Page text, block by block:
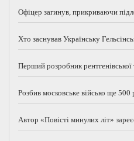
Офіцер загинув, прикриваючи
Хто заснував Українську
Перший розробник
Розбив московське військо ще 500
Автор «Повісті минулих літ»